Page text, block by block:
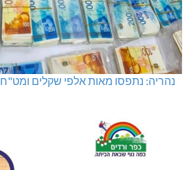
נהריה: נתפסו מאות אלפי שקלים ומט"ח